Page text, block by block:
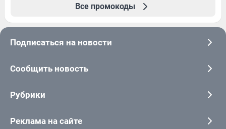
Все промокоды
Подписаться на новости
Сообщить новость
Рубрики
Реклама на сайте